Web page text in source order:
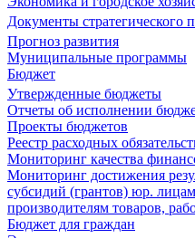
Документы стратегического
Прогноз развития
Муниципальные программы
Бюджет
Утвержденные бюджеты
Отчеты об исполнении
Проекты бюджетов
Реестр расходных
Мониторинг качества
Мониторинг достижения
субсидий (грантов) юр.
производителям товаров,
Бюджет для граждан